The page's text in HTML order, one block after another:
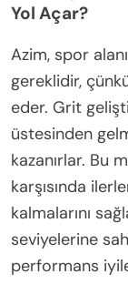
Yol Açar?
Azim, spor
gereklidir, çünkü
eder. Grit
üstesinden
kazanırlar. Bu
karşısında
kalmalarını
seviyelerine
performans